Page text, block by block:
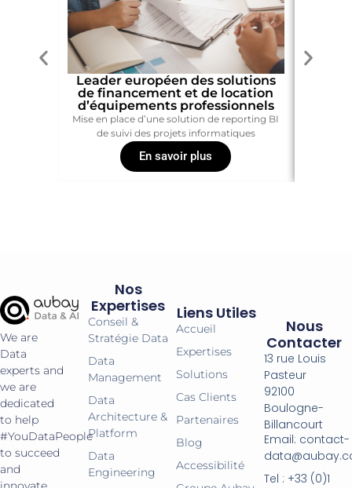
Leader européen des solutions
de financement et de location
d’équipements professionnels
Mise en place d’une solution de reporting BI
de suivi des projets informatiques
En savoir plus
We are
Data
experts and
we are
dedicated
to help
#YouDataPeople
to succeed
and
Nos
Expertises
Conseil &
Stratégie Data
Data
Management
Data
Architecture &
Platform
Data
Engineering
Liens Utiles
Accueil
Expertises
Solutions
Cas Clients
Partenaires
Blog
Accessibilité
Nous
Contacter
13 rue Louis
Pasteur
92100
Boulogne-
Billancourt
Email: contact-
Tel : +33 (0)1